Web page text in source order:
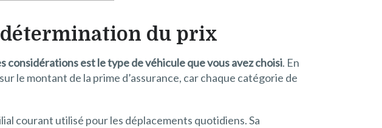
détermination du prix
considérations est le type de véhicule que vous avez choisi. En
le montant de la prime d’assurance, car chaque catégorie de
courant utilisé pour les déplacements quotidiens. Sa